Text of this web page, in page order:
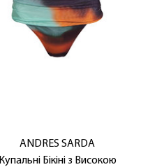
ANDRES SARDA
Купальні Бікіні з Високою